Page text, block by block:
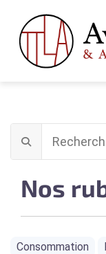
Nos
Consommation